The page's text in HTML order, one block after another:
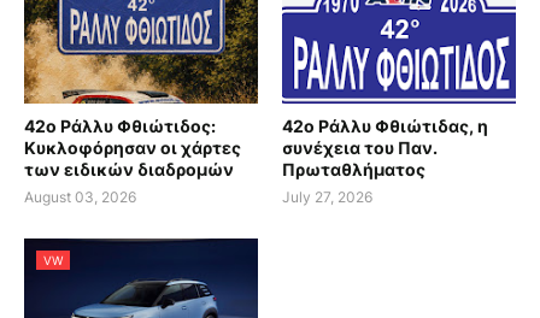
42ο Ράλλυ Φθιώτιδος:
Κυκλοφόρησαν οι χάρτες
των ειδικών διαδρομών
August 03, 2026
42ο Ράλλυ Φθιώτιδας, η
συνέχεια του Παν.
Πρωταθλήματος
July 27, 2026
VW